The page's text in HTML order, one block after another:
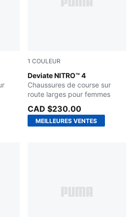
Inky Depths
1 COULEUR
Deviate NITRO™ 4
PUMA Black-PUMA White-
Chaussures de course sur
route larges pour femmes
CAD $230.00
MEILLEURES VENTES